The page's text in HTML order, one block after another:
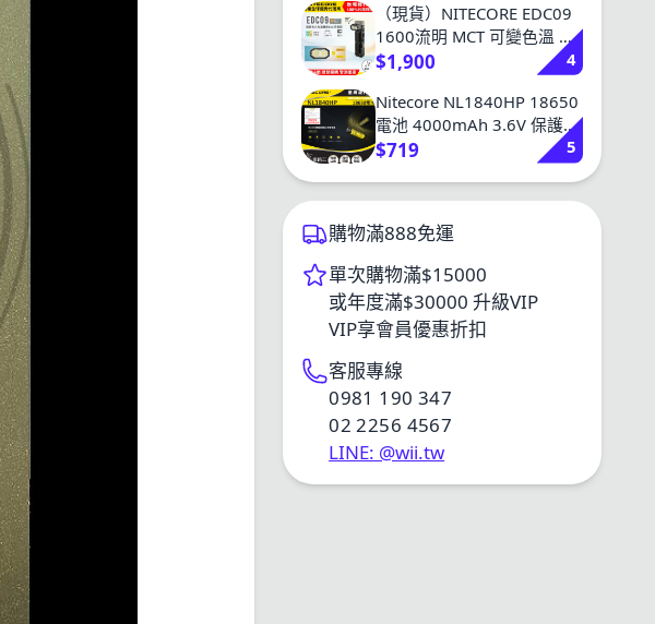
（現貨）NITECORE EDC09
1600流明 MCT 可變色溫 高
顯色 轉角EDC手電筒 磁吸 附
$1,900
4
Nitecore NL1840HP 18650
電池 4000mAh 3.6V 保護板
適用HC33 HC65系列
$719 5
購物滿888免運
單次購物滿$15000
或年度滿$30000 升級VIP
VIP享會員優惠折扣
客服專線
0981 190 347
02 2256 4567
LINE: @wii.tw